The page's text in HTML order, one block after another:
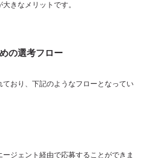
きなメリットです。
の選考フロー
おり、下記のようなフローとなってい
ジェント経由で応募することができま